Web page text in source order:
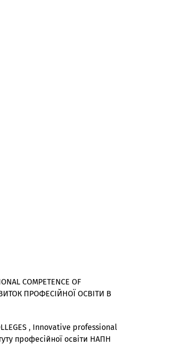
COMPETENCE OF
ПРОФЕСІЙНОЇ ОСВІТИ В
, Innovative professional
професійної освіти НАПН